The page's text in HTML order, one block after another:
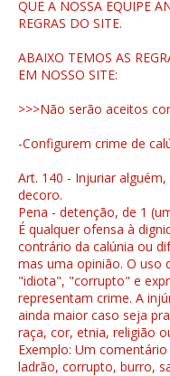
QUE A NOSSA EQUIPE
REGRAS DO SITE.
ABAIXO TEMOS AS
EM NOSSO SITE:
>>>Não serão aceitos
-Configurem crime de
Art. 140 - Injuriar
decoro.
Pena - detenção, de 1
É qualquer ofensa à
contrário da calúnia ou
mas uma opinião. O uso
"idiota", "corrupto" e
representam crime. A
ainda maior caso seja
raça, cor, etnia, religião
Exemplo: Um
ladrão, corrupto, burro,